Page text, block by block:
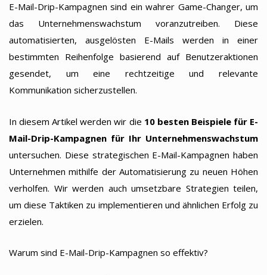
E-Mail-Drip-Kampagnen sind ein wahrer Game-Changer, um
das Unternehmenswachstum voranzutreiben. Diese
automatisierten, ausgelösten E-Mails werden in einer
bestimmten Reihenfolge basierend auf Benutzeraktionen
gesendet, um eine rechtzeitige und relevante
Kommunikation sicherzustellen.
In diesem Artikel werden wir die 10 besten Beispiele für E-
Mail-Drip-Kampagnen für Ihr Unternehmenswachstum
untersuchen. Diese strategischen E-Mail-Kampagnen haben
Unternehmen mithilfe der Automatisierung zu neuen Höhen
verholfen. Wir werden auch umsetzbare Strategien teilen,
um diese Taktiken zu implementieren und ähnlichen Erfolg zu
erzielen.
Warum sind E-Mail-Drip-Kampagnen so effektiv?